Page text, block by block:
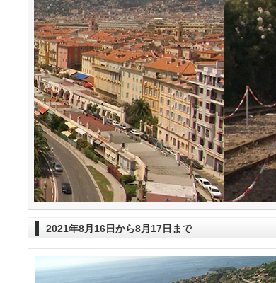
2021年8月16日から8月17日まで